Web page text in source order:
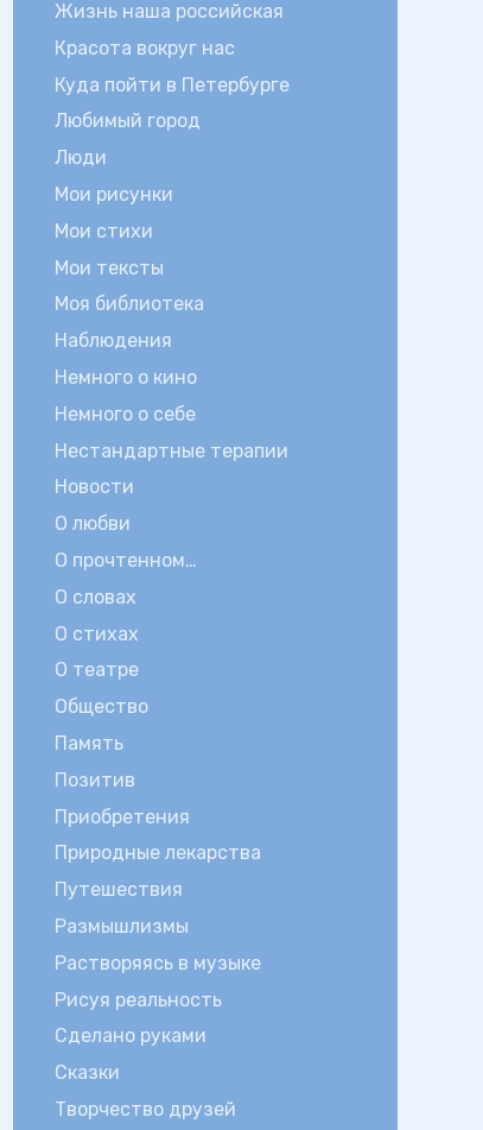
Жизнь наша российская
Красота вокруг нас
Куда пойти в Петербурге
Любимый город
Люди
Мои рисунки
Мои стихи
Мои тексты
Моя библиотека
Наблюдения
Немного о кино
Немного о себе
Нестандартные терапии
Новости
О любви
О прочтенном…
О словах
О стихах
О театре
Общество
Память
Позитив
Приобретения
Природные лекарства
Путешествия
Размышлизмы
Растворяясь в музыке
Рисуя реальность
Сделано руками
Сказки
Творчество друзей